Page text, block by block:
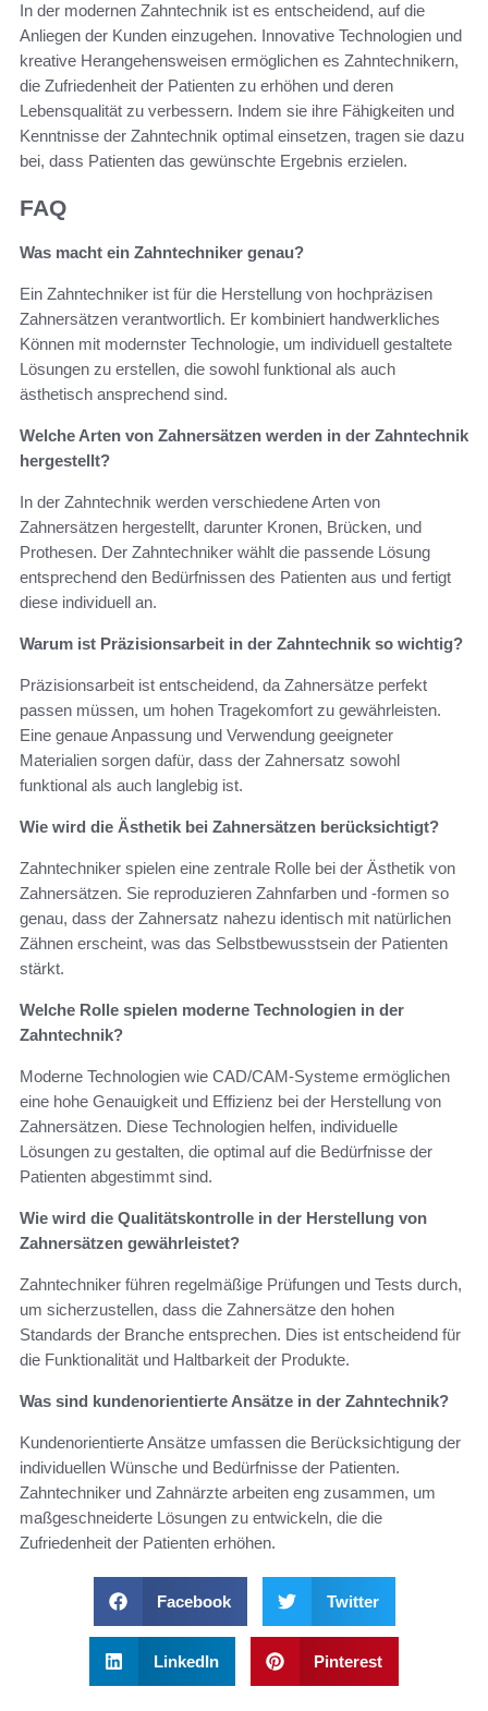
In der modernen Zahntechnik ist es entscheidend, auf die
Anliegen der Kunden einzugehen. Innovative Technologien und
kreative Herangehensweisen ermöglichen es Zahntechnikern,
die Zufriedenheit der Patienten zu erhöhen und deren
Lebensqualität zu verbessern. Indem sie ihre Fähigkeiten und
Kenntnisse der Zahntechnik optimal einsetzen, tragen sie dazu
bei, dass Patienten das gewünschte Ergebnis erzielen.
FAQ
Was macht ein Zahntechniker genau?
Ein Zahntechniker ist für die Herstellung von hochpräzisen
Zahnersätzen verantwortlich. Er kombiniert handwerkliches
Können mit modernster Technologie, um individuell gestaltete
Lösungen zu erstellen, die sowohl funktional als auch
ästhetisch ansprechend sind.
Welche Arten von Zahnersätzen werden in der Zahntechnik
hergestellt?
In der Zahntechnik werden verschiedene Arten von
Zahnersätzen hergestellt, darunter Kronen, Brücken, und
Prothesen. Der Zahntechniker wählt die passende Lösung
entsprechend den Bedürfnissen des Patienten aus und fertigt
diese individuell an.
Warum ist Präzisionsarbeit in der Zahntechnik so wichtig?
Präzisionsarbeit ist entscheidend, da Zahnersätze perfekt
passen müssen, um hohen Tragekomfort zu gewährleisten.
Eine genaue Anpassung und Verwendung geeigneter
Materialien sorgen dafür, dass der Zahnersatz sowohl
funktional als auch langlebig ist.
Wie wird die Ästhetik bei Zahnersätzen berücksichtigt?
Zahntechniker spielen eine zentrale Rolle bei der Ästhetik von
Zahnersätzen. Sie reproduzieren Zahnfarben und -formen so
genau, dass der Zahnersatz nahezu identisch mit natürlichen
Zähnen erscheint, was das Selbstbewusstsein der Patienten
stärkt.
Welche Rolle spielen moderne Technologien in der
Zahntechnik?
Moderne Technologien wie CAD/CAM-Systeme ermöglichen
eine hohe Genauigkeit und Effizienz bei der Herstellung von
Zahnersätzen. Diese Technologien helfen, individuelle
Lösungen zu gestalten, die optimal auf die Bedürfnisse der
Patienten abgestimmt sind.
Wie wird die Qualitätskontrolle in der Herstellung von
Zahnersätzen gewährleistet?
Zahntechniker führen regelmäßige Prüfungen und Tests durch,
um sicherzustellen, dass die Zahnersätze den hohen
Standards der Branche entsprechen. Dies ist entscheidend für
die Funktionalität und Haltbarkeit der Produkte.
Was sind kundenorientierte Ansätze in der Zahntechnik?
Kundenorientierte Ansätze umfassen die Berücksichtigung der
individuellen Wünsche und Bedürfnisse der Patienten.
Zahntechniker und Zahnärzte arbeiten eng zusammen, um
maßgeschneiderte Lösungen zu entwickeln, die die
Zufriedenheit der Patienten erhöhen.
Facebook Twitter
LinkedIn Pinterest